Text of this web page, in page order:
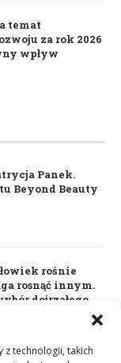
z technologii, takich
temat
za rok 2026
wpływ
Panek.
Beyond Beauty
rośnie
rosnąć innym.
dojrzałego